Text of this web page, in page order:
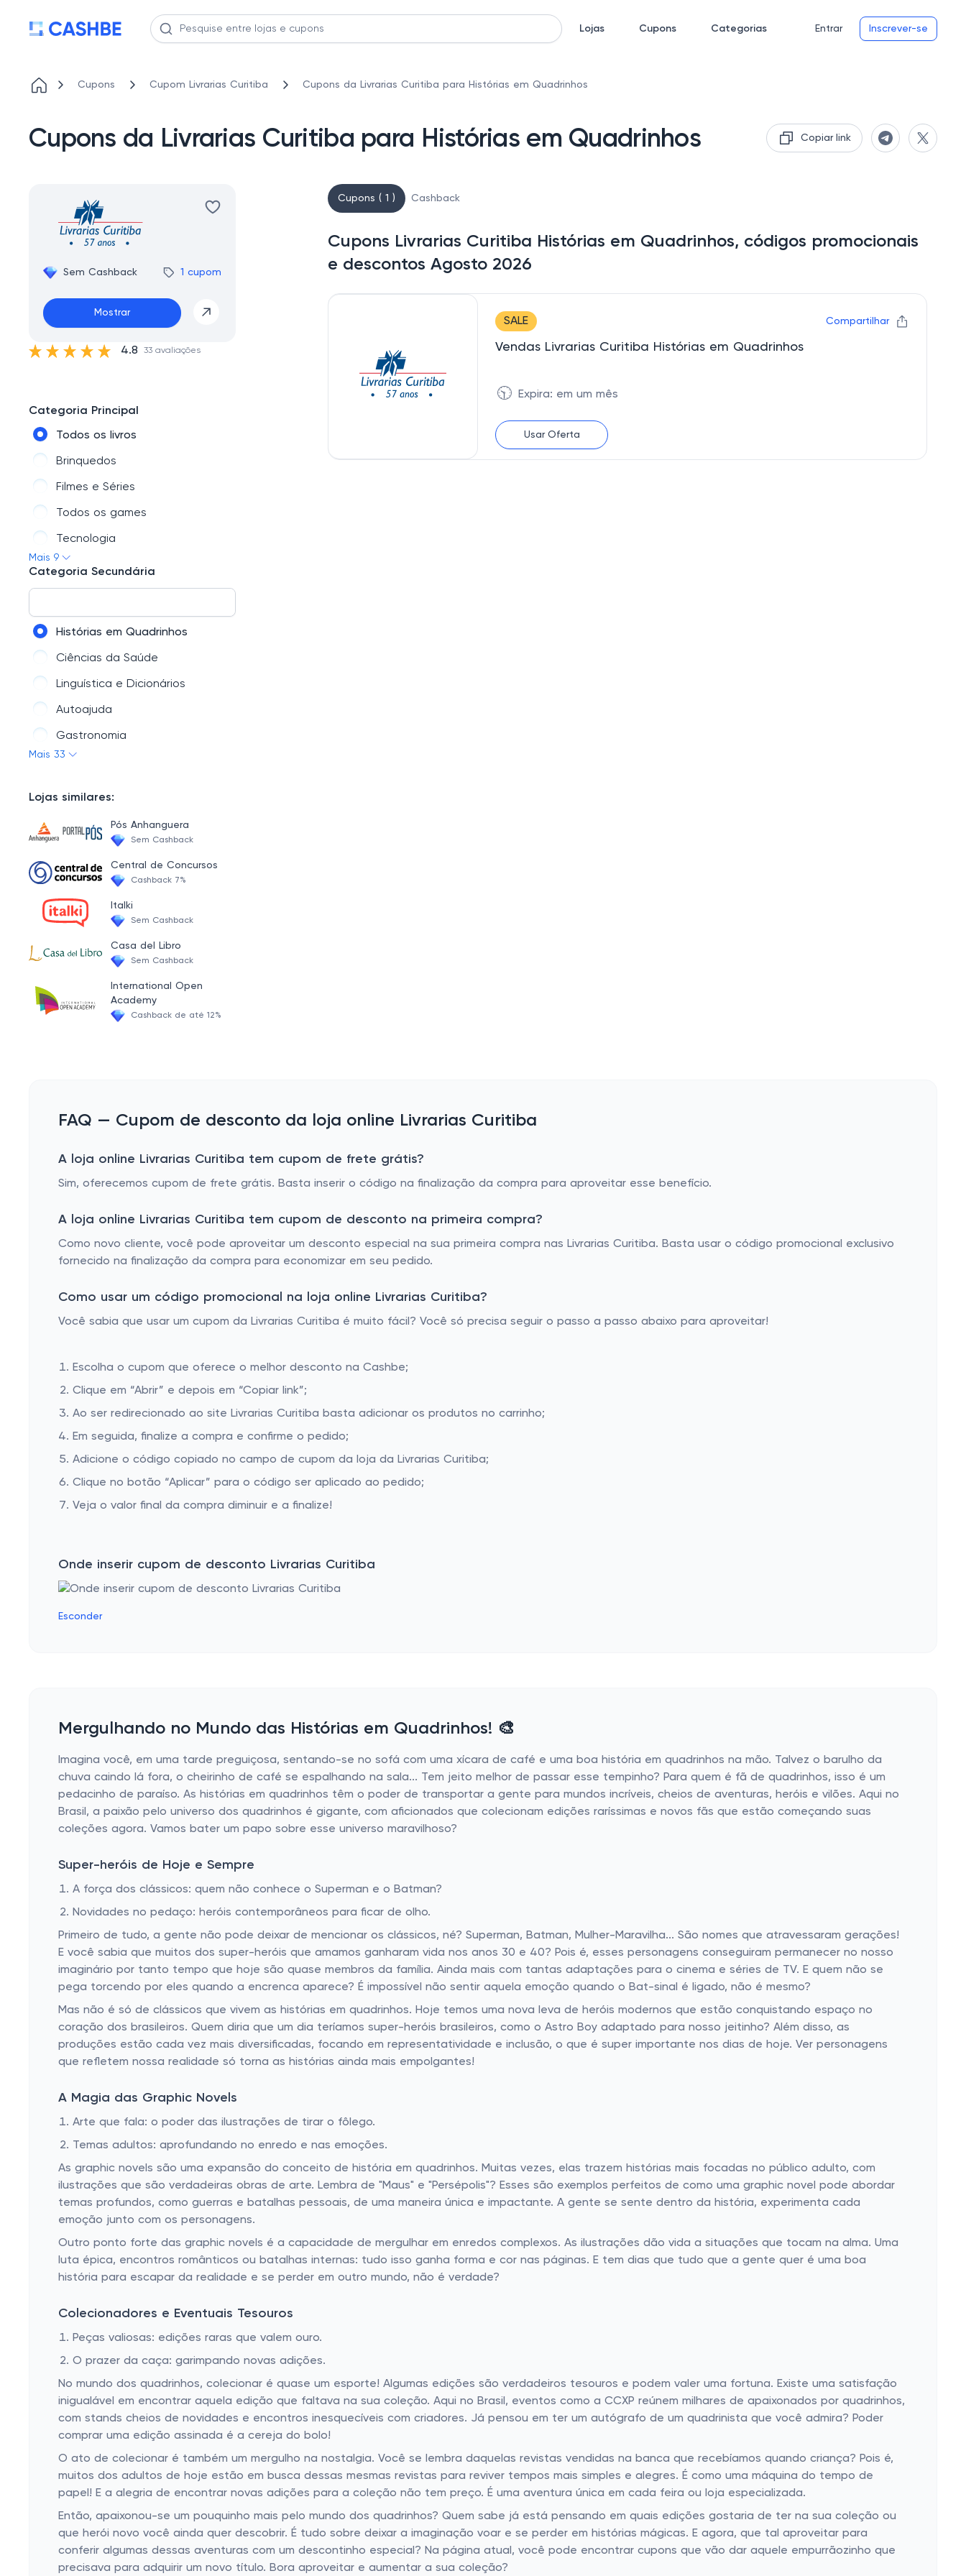
Lojas Cupons Categorias Entrar Inscrever-se
Cupons Cupom Livrarias Curitiba Cupons da Livrarias Curitiba para Histórias em Quadrinhos
Cupons da Livrarias Curitiba para Histórias em Quadrinhos Copiar link
Sem Cashback 1 cupom
Mostrar
4.8 33 avaliações
Categoria Principal
Todos os livros
Brinquedos
Filmes e Séries
Todos os games
Tecnologia
KitsExclusivosdaLivrariaCuritiba
Papelaria
Todos os presentes
Mais 9
Categoria Secundária
Histórias em Quadrinhos
Ciências da Saúde
Linguística e Dicionários
Autoajuda
Gastronomia
Literatura
Economia e Contabilidade
Álbuns e Figurinhas
Esoterismo
Exames e Concursos
Informática
Biografias
Direito
Para Colorir
Mais 33
Lojas similares:
Pós Anhanguera
Sem Cashback
Central de Concursos
Cashback 7%
Italki
Sem Cashback
Casa del Libro
Sem Cashback
International Open
Academy
Cashback de até 12%
Cupons ( 1 ) Cashback
Cupons Livrarias Curitiba Histórias em Quadrinhos, códigos promocionais
e descontos Agosto 2026
SALE Compartilhar
Vendas Livrarias Curitiba Histórias em Quadrinhos
🕥 Expira: em um mês
Usar Oferta
FAQ — Cupom de desconto da loja online Livrarias Curitiba
A loja online Livrarias Curitiba tem cupom de frete grátis?
Sim, oferecemos cupom de frete grátis. Basta inserir o código na finalização da compra para aproveitar esse benefício.
A loja online Livrarias Curitiba tem cupom de desconto na primeira compra?
Como novo cliente, você pode aproveitar um desconto especial na sua primeira compra nas Livrarias Curitiba. Basta usar o código promocional exclusivo
fornecido na finalização da compra para economizar em seu pedido.
Como usar um código promocional na loja online Livrarias Curitiba?
Você sabia que usar um cupom da Livrarias Curitiba é muito fácil? Você só precisa seguir o passo a passo abaixo para aproveitar!
Escolha o cupom que oferece o melhor desconto na Cashbe;
Clique em “Abrir” e depois em “Copiar link”;
Ao ser redirecionado ao site Livrarias Curitiba basta adicionar os produtos no carrinho;
Em seguida, finalize a compra e confirme o pedido;
Adicione o código copiado no campo de cupom da loja da Livrarias Curitiba;
Clique no botão “Aplicar” para o código ser aplicado ao pedido;
Veja o valor final da compra diminuir e a finalize!
Onde inserir cupom de desconto Livrarias Curitiba
Esconder
Mergulhando no Mundo das Histórias em Quadrinhos! 🎨
Imagina você, em uma tarde preguiçosa, sentando-se no sofá com uma xícara de café e uma boa história em quadrinhos na mão. Talvez o barulho da
chuva caindo lá fora, o cheirinho de café se espalhando na sala... Tem jeito melhor de passar esse tempinho? Para quem é fã de quadrinhos, isso é um
pedacinho de paraíso. As histórias em quadrinhos têm o poder de transportar a gente para mundos incríveis, cheios de aventuras, heróis e vilões. Aqui no
Brasil, a paixão pelo universo dos quadrinhos é gigante, com aficionados que colecionam edições raríssimas e novos fãs que estão começando suas
coleções agora. Vamos bater um papo sobre esse universo maravilhoso?
Super-heróis de Hoje e Sempre
A força dos clássicos: quem não conhece o Superman e o Batman?
Novidades no pedaço: heróis contemporâneos para ficar de olho.
Primeiro de tudo, a gente não pode deixar de mencionar os clássicos, né? Superman, Batman, Mulher-Maravilha... São nomes que atravessaram gerações!
E você sabia que muitos dos super-heróis que amamos ganharam vida nos anos 30 e 40? Pois é, esses personagens conseguiram permanecer no nosso
imaginário por tanto tempo que hoje são quase membros da família. Ainda mais com tantas adaptações para o cinema e séries de TV. E quem não se
pega torcendo por eles quando a encrenca aparece? É impossível não sentir aquela emoção quando o Bat-sinal é ligado, não é mesmo?
Mas não é só de clássicos que vivem as histórias em quadrinhos. Hoje temos uma nova leva de heróis modernos que estão conquistando espaço no
coração dos brasileiros. Quem diria que um dia teríamos super-heróis brasileiros, como o Astro Boy adaptado para nosso jeitinho? Além disso, as
produções estão cada vez mais diversificadas, focando em representatividade e inclusão, o que é super importante nos dias de hoje. Ver personagens
que refletem nossa realidade só torna as histórias ainda mais empolgantes!
A Magia das Graphic Novels
Arte que fala: o poder das ilustrações de tirar o fôlego.
Temas adultos: aprofundando no enredo e nas emoções.
As graphic novels são uma expansão do conceito de história em quadrinhos. Muitas vezes, elas trazem histórias mais focadas no público adulto, com
ilustrações que são verdadeiras obras de arte. Lembra de "Maus" e "Persépolis"? Esses são exemplos perfeitos de como uma graphic novel pode abordar
temas profundos, como guerras e batalhas pessoais, de uma maneira única e impactante. A gente se sente dentro da história, experimenta cada
emoção junto com os personagens.
Outro ponto forte das graphic novels é a capacidade de mergulhar em enredos complexos. As ilustrações dão vida a situações que tocam na alma. Uma
luta épica, encontros românticos ou batalhas internas: tudo isso ganha forma e cor nas páginas. E tem dias que tudo que a gente quer é uma boa
história para escapar da realidade e se perder em outro mundo, não é verdade?
Colecionadores e Eventuais Tesouros
Peças valiosas: edições raras que valem ouro.
O prazer da caça: garimpando novas adições.
No mundo dos quadrinhos, colecionar é quase um esporte! Algumas edições são verdadeiros tesouros e podem valer uma fortuna. Existe uma satisfação
inigualável em encontrar aquela edição que faltava na sua coleção. Aqui no Brasil, eventos como a CCXP reúnem milhares de apaixonados por quadrinhos,
com stands cheios de novidades e encontros inesquecíveis com criadores. Já pensou em ter um autógrafo de um quadrinista que você admira? Poder
comprar uma edição assinada é a cereja do bolo!
O ato de colecionar é também um mergulho na nostalgia. Você se lembra daquelas revistas vendidas na banca que recebíamos quando criança? Pois é,
muitos dos adultos de hoje estão em busca dessas mesmas revistas para reviver tempos mais simples e alegres. É como uma máquina do tempo de
papel! E a alegria de encontrar novas adições para a coleção não tem preço. É uma aventura única em cada feira ou loja especializada.
Então, apaixonou-se um pouquinho mais pelo mundo dos quadrinhos? Quem sabe já está pensando em quais edições gostaria de ter na sua coleção ou
que herói novo você ainda quer descobrir. É tudo sobre deixar a imaginação voar e se perder em histórias mágicas. E agora, que tal aproveitar para
conferir algumas dessas aventuras com um descontinho especial? Na página atual, você pode encontrar cupons que vão dar aquele empurrãozinho que
precisava para adquirir um novo título. Bora aproveitar e aumentar a sua coleção?